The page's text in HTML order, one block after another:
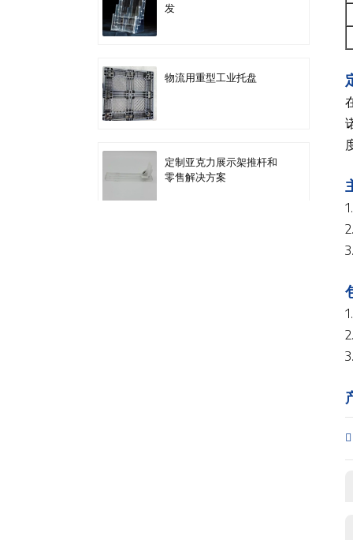
发
物流用重型工业托盘
定制亚克力展示架推杆和
零售解决方案